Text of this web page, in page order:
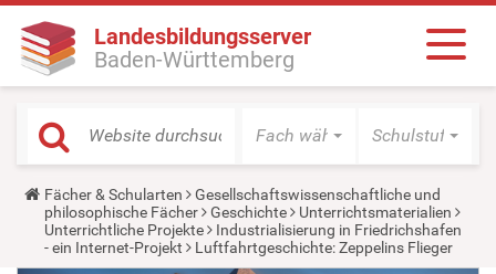
Landesbildungsserver
Baden-Württemberg
Fach wählen Schulstufe
Y
o
u
a
r
Fächer & Schularten
Gesellschaftswissenschaftliche und
philosophische Fächer
Geschichte
Unterrichtsmaterialien
Unterrichtliche Projekte
Industrialisierung in Friedrichshafen
- ein Internet-Projekt
Luftfahrtgeschichte: Zeppelins Flieger